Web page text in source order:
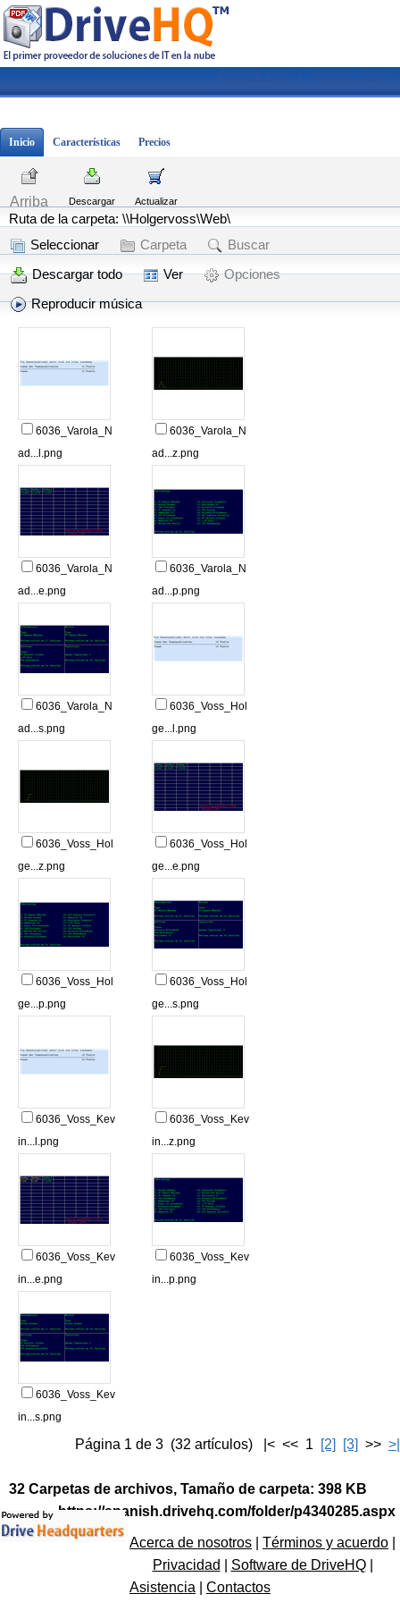
Registrarse Iniciar sesión
Inicio Características Precios
Arriba Descargar Actualizar
Ruta de la carpeta: \\Holgervoss\Web\
Seleccionar
Carpeta
Buscar
Descargar todo
Ver
Opciones
Reproducir música
6036_Varola_N
ad...l.png
6036_Varola_N
ad...z.png
6036_Varola_N
ad...e.png
6036_Varola_N
ad...p.png
6036_Varola_N
ad...s.png
6036_Voss_Hol
ge...l.png
6036_Voss_Hol
ge...z.png
6036_Voss_Hol
ge...e.png
6036_Voss_Hol
ge...p.png
6036_Voss_Hol
ge...s.png
6036_Voss_Kev
in...l.png
6036_Voss_Kev
in...z.png
6036_Voss_Kev
in...e.png
6036_Voss_Kev
in...p.png
6036_Voss_Kev
in...s.png
Página 1 de 3 (32 artículos) |< << 1 [2] [3] >> >|
32 Carpetas de archivos, Tamaño de carpeta: 398 KB
https://spanish.drivehq.com/folder/p4340285.aspx
Acerca de nosotros Términos y acuerdo
Privacidad
Software de DriveHQ|
Asistencia
Contactos